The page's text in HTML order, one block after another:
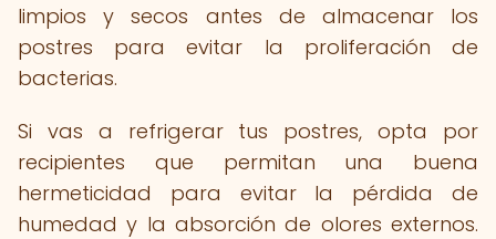
limpios y secos antes de almacenar los
postres para evitar la proliferación de
bacterias.
Si vas a refrigerar tus postres, opta por
recipientes que permitan una buena
hermeticidad para evitar la pérdida de
humedad y la absorción de olores externos.